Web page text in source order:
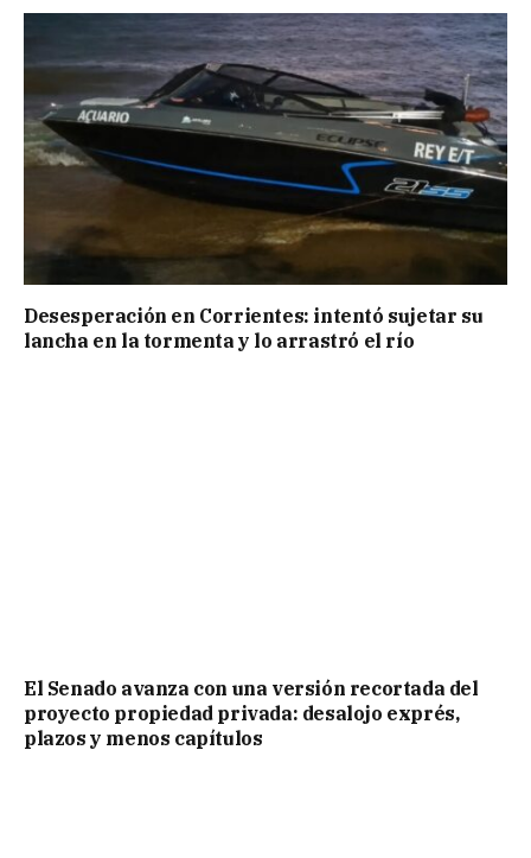
Desesperación en Corrientes: intentó sujetar su
lancha en la tormenta y lo arrastró el río
El Senado avanza con una versión recortada del
proyecto propiedad privada: desalojo exprés,
plazos y menos capítulos